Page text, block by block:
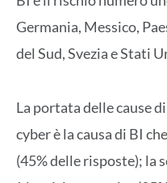
Germania, Messico,
del Sud, Svezia e Stati
La portata delle cause
cyber è la causa di BI
(45% delle risposte); la